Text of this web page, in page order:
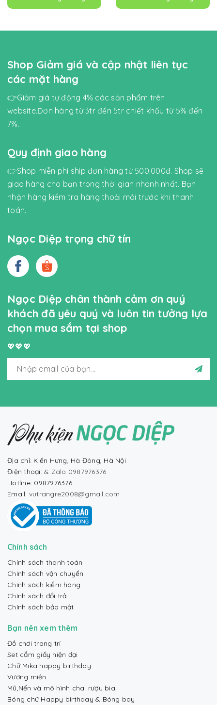
Shop Giảm giá và cập nhật liên tục
các mặt hàng
👉Giảm giá tự động 4% các sản phẩm trên
website.Đơn hàng từ 3tr đến 5tr chiết khấu từ 5% đến
7%.
Quy định giao hàng
👉Shop miễn phí ship đơn hàng từ 500.000đ. Shop sẽ
giao hàng cho bạn trong thời gian nhanh nhất. Bạn
nhận hàng kiểm tra hàng thoải mái trước khi thanh
toán.
Ngọc Diệp trọng chữ tín
Ngọc Diệp chân thành cảm ơn quý
khách đã yêu quý và luôn tin tưởng lựa
chọn mua sắm tại shop
💖💖💖
Địa chỉ: Kiến Hưng, Hà Đông, Hà Nội
Điện thoại: & Zalo 0987976376
Hotline: 0987976376
Email: vutrangre2008@gmail.com
Chính sách
Chính sách thanh toán
Chính sách vận chuyển
Chính sách kiểm hàng
Chính sách đổi trả
Chính sách bảo mật
Bạn nên xem thêm
Đồ chơi trang trí
Set cắm giấy hiện đại
Chữ Mika happy birthday
Vương miện
Mũ,Nến và mô hình chai rượu bia
Bóng chữ Happy birthday & Bóng bay